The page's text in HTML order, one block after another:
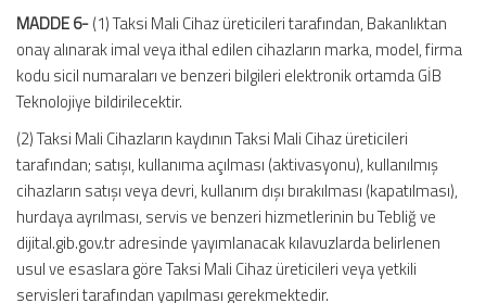
MADDE 6-(1) Taksi Mali Cihaz üreticileri tarafından, Bakanlıktan
onay alınarak imal veya ithal edilen cihazların marka, model, firma
kodu sicil numaraları ve benzeri bilgileri elektronik ortamda GİB
Teknolojiye bildirilecektir.
(2) Taksi Mali Cihazların kaydının Taksi Mali Cihaz üreticileri
tarafından; satışı, kullanıma açılması (aktivasyonu), kullanılmış
cihazların satışı veya devri, kullanım dışı bırakılması (kapatılması),
hurdaya ayrılması, servis ve benzeri hizmetlerinin bu Tebliğ ve
dijital.gib.gov.tr adresinde yayımlanacak kılavuzlarda belirlenen
usul ve esaslara göre Taksi Mali Cihaz üreticileri veya yetkili
servisleri tarafından yapılması gerekmektedir.